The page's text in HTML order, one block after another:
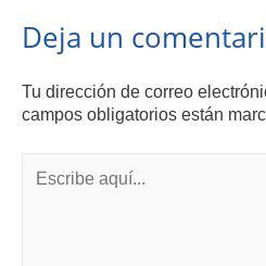
Deja un
Tu dirección de correo
campos obligatorios están